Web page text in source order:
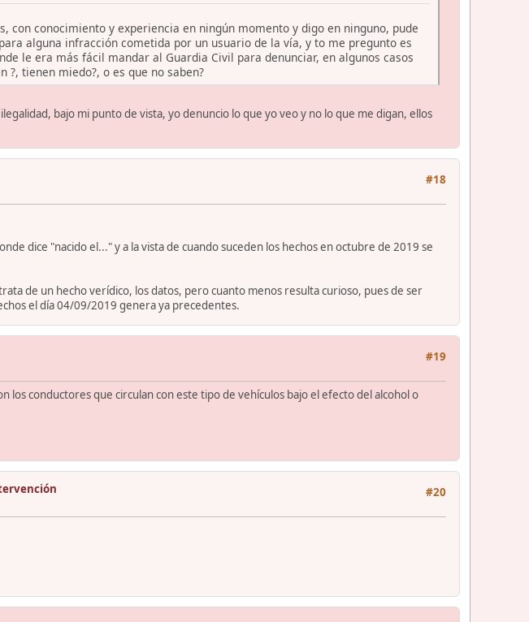
conocimiento y experiencia en ningún momento y digo en ninguno, pude
alguna infracción cometida por un usuario de la vía, y to me pregunto es
le era más fácil mandar al Guardia Civil para denunciar, en algunos casos
tienen miedo?, o es que no saben?
bajo mi punto de vista, yo denuncio lo que yo veo y no lo que me digan, ellos
#18
dice "nacido el..." y a la vista de cuando suceden los hechos en octubre de 2019 se
de un hecho verídico, los datos, pero cuanto menos resulta curioso, pues de ser
el día 04/09/2019 genera ya precedentes.
#19
los conductores que circulan con este tipo de vehículos bajo el efecto del alcohol o
#20